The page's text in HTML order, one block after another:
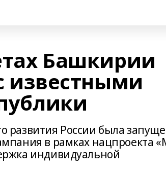
Башкирии
известными
развития России была
в рамках нацпроекта
индивидуальной